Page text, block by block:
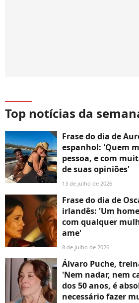
Top notícias da
Frase do dia de
espanhol: 'Quem
pessoa, e com
de suas opiniões'
13 de julho de 2026
Frase do dia de
irlandês: 'Um
com qualquer
ame'
8 de julho de 2026
Álvaro Puche,
'Nem nadar, nem
dos 50 anos, é
necessário fazer